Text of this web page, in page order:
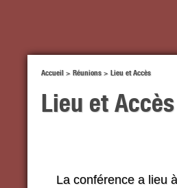
Accueil > Réunions > Lieu et Accès
Lieu et Accès
La conférence a lieu